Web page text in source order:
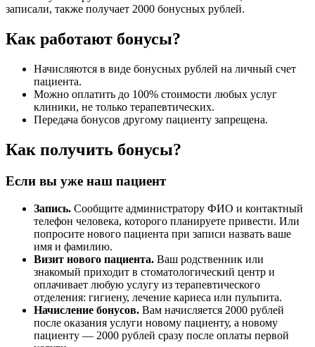
записали, также получает 2000 бонусных рублей.
Как работают бонусы?
Начисляются в виде бонусных рублей на личный счет
пациента.
Можно оплатить до 100% стоимости любых услуг
клиники, не только терапевтических.
Передача бонусов другому пациенту запрещена.
Как получить бонусы?
Если вы уже наш пациент
Запись. Сообщите администратору ФИО и контактный
телефон человека, которого планируете привести. Или
попросите нового пациента при записи назвать ваше
имя и фамилию.
Визит нового пациента. Ваш родственник или
знакомый приходит в стоматологический центр и
оплачивает любую услугу из терапевтического
отделения: гигиену, лечение кариеса или пульпита.
Начисление бонусов. Вам начисляется 2000 рублей
после оказания услуги новому пациенту, а новому
пациенту — 2000 рублей сразу после оплаты первой